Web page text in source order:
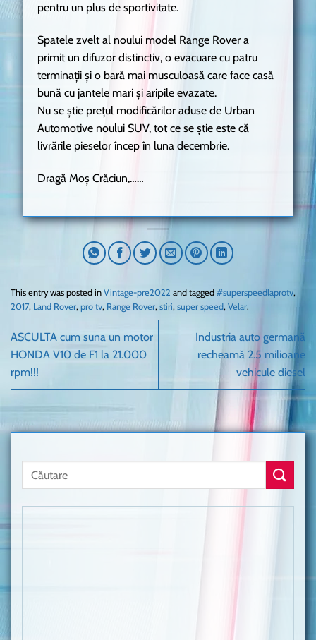
pentru un plus de sportivitate.
Spatele zvelt al noului model Range Rover a
primit un difuzor distinctiv, o evacuare cu patru
terminații și o bară mai musculoasă care face casă
bună cu jantele mari și aripile evazate.
Nu se știe prețul modificărilor aduse de Urban
Automotive noului SUV, tot ce se știe este că
livrările pieselor încep în luna decembrie.
Dragă Moș Crăciun,……
This entry was posted in Vintage-pre2022 and tagged #superspeedlaprotv,
2017, Land Rover, pro tv, Range Rover, stiri, super speed, Velar.
ASCULTA cum suna un motor
HONDA V10 de F1 la 21.000
rpm!!!
Industria auto germană
recheamă 2.5 milioane
vehicule diesel